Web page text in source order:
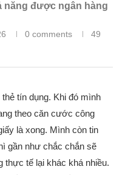
năng được ngân hàng
0 comments
49
tín dụng. Khi đó mình
theo căn cước công
là xong. Mình còn tin
gần như chắc chắn sẽ
thực tế lại khác khá nhiều.